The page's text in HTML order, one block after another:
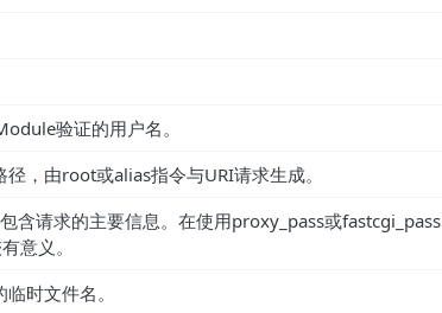
验证的用户名。
，由root或alias指令与URI请求生成。
含请求的主要信息。在使用proxy_pass或fastcgi_pass
意义。
时文件名。